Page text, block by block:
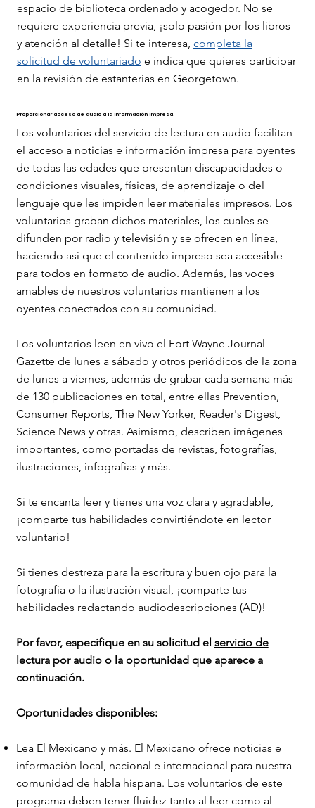
espacio de biblioteca ordenado y acogedor. No se
requiere experiencia previa, ¡solo pasión por los libros
y atención al detalle! Si te interesa, completa la
solicitud de voluntariado e indica que quieres participar
en la revisión de estanterías en Georgetown.
Proporcionar acceso de audio a la información impresa.
Los voluntarios del servicio de lectura en audio facilitan
el acceso a noticias e información impresa para oyentes
de todas las edades que presentan discapacidades o
condiciones visuales, físicas, de aprendizaje o del
lenguaje que les impiden leer materiales impresos. Los
voluntarios graban dichos materiales, los cuales se
difunden por radio y televisión y se ofrecen en línea,
haciendo así que el contenido impreso sea accesible
para todos en formato de audio. Además, las voces
amables de nuestros voluntarios mantienen a los
oyentes conectados con su comunidad.
Los voluntarios leen en vivo el Fort Wayne Journal
Gazette de lunes a sábado y otros periódicos de la zona
de lunes a viernes, además de grabar cada semana más
de 130 publicaciones en total, entre ellas Prevention,
Consumer Reports, The New Yorker, Reader's Digest,
Science News y otras. Asimismo, describen imágenes
importantes, como portadas de revistas, fotografías,
ilustraciones, infografías y más.
Si te encanta leer y tienes una voz clara y agradable,
¡comparte tus habilidades convirtiéndote en lector
voluntario!
Si tienes destreza para la escritura y buen ojo para la
fotografía o la ilustración visual, ¡comparte tus
habilidades redactando audiodescripciones (AD)!
Por favor, especifique en su solicitud el servicio de
lectura por audioo la oportunidad que aparece a
continuación.
Oportunidades disponibles:
Lea El Mexicano y más. El Mexicano ofrece noticias e
información local, nacional e internacional para nuestra
comunidad de habla hispana. Los voluntarios de este
programa deben tener fluidez tanto al leer como al